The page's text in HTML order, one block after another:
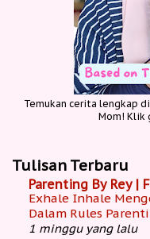
Temukan cerita lengkap
Mom! Klik
Tulisan Terbaru
Parenting By Rey |
Exhale Inhale
Dalam Rules
1 minggu yang lalu